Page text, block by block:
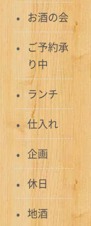
お酒の会
ご予約承
り中
ランチ
仕入れ
企画
休日
地酒